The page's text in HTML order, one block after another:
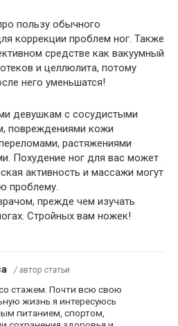
пользу обычного
коррекции проблем ног. Также
средстве как вакуумный
и целлюлита, потому
него уменьшатся!
девушкам с сосудистыми
повреждениями кожи
растяжениями
Похудение ног для вас может
активность и массажи могут
проблему.
прежде чем изучать
Стройных вам ножек!
/ автор статьи
стажем. Почти всю свою
жизнь я интересуюсь
питанием, спортом,